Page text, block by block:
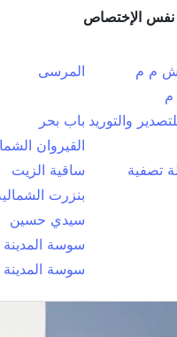
الإختصاص
ش م م
المرسى
م
والتوريد باب بحر
القيروان
تصفية
ساقية الزيت
بنزرت
سيدي حسين
سوسة المدينة
سوسة المدينة